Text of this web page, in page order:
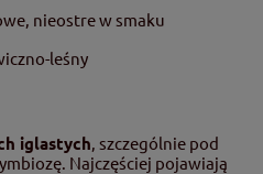
nieostre w smaku
leśny
iglastych , szczególnie pod
Najczęściej pojawiają